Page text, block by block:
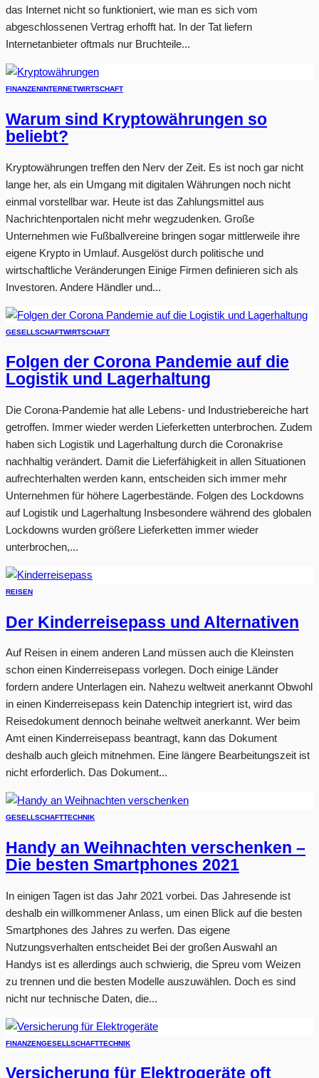
das Internet nicht so funktioniert, wie man es sich vom
abgeschlossenen Vertrag erhofft hat. In der Tat liefern
Internetanbieter oftmals nur Bruchteile...
FINANZENINTERNETWIRTSCHAFT
Warum sind Kryptowährungen so
beliebt?
Kryptowährungen treffen den Nerv der Zeit. Es ist noch gar nicht
lange her, als ein Umgang mit digitalen Währungen noch nicht
einmal vorstellbar war. Heute ist das Zahlungsmittel aus
Nachrichtenportalen nicht mehr wegzudenken. Große
Unternehmen wie Fußballvereine bringen sogar mittlerweile ihre
eigene Krypto in Umlauf. Ausgelöst durch politische und
wirtschaftliche Veränderungen Einige Firmen definieren sich als
Investoren. Andere Händler und...
GESELLSCHAFTWIRTSCHAFT
Folgen der Corona Pandemie auf die
Logistik und Lagerhaltung
Die Corona-Pandemie hat alle Lebens- und Industriebereiche hart
getroffen. Immer wieder werden Lieferketten unterbrochen. Zudem
haben sich Logistik und Lagerhaltung durch die Coronakrise
nachhaltig verändert. Damit die Lieferfähigkeit in allen Situationen
aufrechterhalten werden kann, entscheiden sich immer mehr
Unternehmen für höhere Lagerbestände. Folgen des Lockdowns
auf Logistik und Lagerhaltung Insbesondere während des globalen
Lockdowns wurden größere Lieferketten immer wieder
unterbrochen,...
REISEN
Der Kinderreisepass und Alternativen
Auf Reisen in einem anderen Land müssen auch die Kleinsten
schon einen Kinderreisepass vorlegen. Doch einige Länder
fordern andere Unterlagen ein. Nahezu weltweit anerkannt Obwohl
in einen Kinderreisepass kein Datenchip integriert ist, wird das
Reisedokument dennoch beinahe weltweit anerkannt. Wer beim
Amt einen Kinderreisepass beantragt, kann das Dokument
deshalb auch gleich mitnehmen. Eine längere Bearbeitungszeit ist
nicht erforderlich. Das Dokument...
GESELLSCHAFTTECHNIK
Handy an Weihnachten verschenken –
Die besten Smartphones 2021
In einigen Tagen ist das Jahr 2021 vorbei. Das Jahresende ist
deshalb ein willkommener Anlass, um einen Blick auf die besten
Smartphones des Jahres zu werfen. Das eigene
Nutzungsverhalten entscheidet Bei der großen Auswahl an
Handys ist es allerdings auch schwierig, die Spreu vom Weizen
zu trennen und die besten Modelle auszuwählen. Doch es sind
nicht nur technische Daten, die...
FINANZENGESELLSCHAFTTECHNIK
Versicherung für Elektrogeräte oft